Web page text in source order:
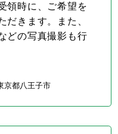
領時に、ご希望を
だきます。また、
どの写真撮影も行
京都八王子市